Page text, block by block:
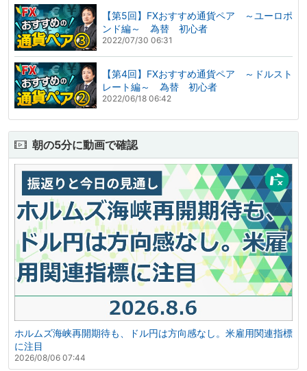
【第5回】FXおすすめ通貨ペア ～ユーロポ
ンド編～ 為替 初心者
2022/07/30 06:31
【第4回】FXおすすめ通貨ペア ～ドルスト
レート編～ 為替 初心者
2022/06/18 06:42
朝の5分に動画で確認
ホルムズ海峡再開期待も、ドル円は方向感なし。米雇用関連指標
に注目
2026/08/06 07:44